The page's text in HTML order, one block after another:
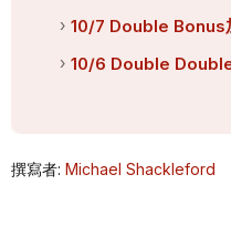
10/7 Double Bonus
10/6 Double
撰寫者: Michael Shackleford